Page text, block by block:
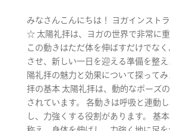
みなさんこんにちは！ ヨガインスト
☆ 太陽礼拝は、ヨガの世界で非常に重
この動きはただ体を伸ばすだけでな
させ、新しい一日を迎える準備を整
陽礼拝の魅力と効果について探って
拝の基本 太陽礼拝は、動的なポーズ
されています。 各動きは呼吸と連動
し、力強くする役割があります。 基